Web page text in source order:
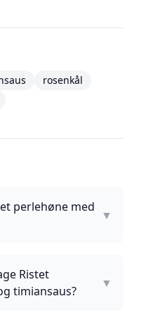
rosenkål
perlehøne med
▼
Ristet
timiansaus?
▼